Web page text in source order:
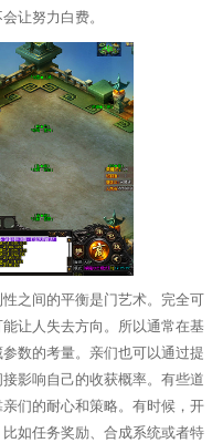
让努力白费。
之间的平衡是门艺术。完全可
让人失去方向。所以通常在基
数的考量。亲们也可以通过提
影响自己的收获概率。有些道
们的耐心和策略。有时候，开
如任务奖励、合成系统或者特